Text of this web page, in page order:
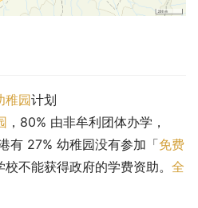
稚园计划
，80% 由非牟利团体办学，
有 27% 幼稚园没有参加「免费
校不能获得政府的学费资助。 全